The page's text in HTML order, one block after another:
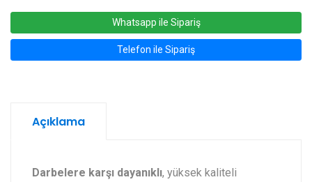
Whatsapp ile Sipariş
Telefon ile Sipariş
Açıklama
Darbelere karşı dayanıklı, yüksek kaliteli